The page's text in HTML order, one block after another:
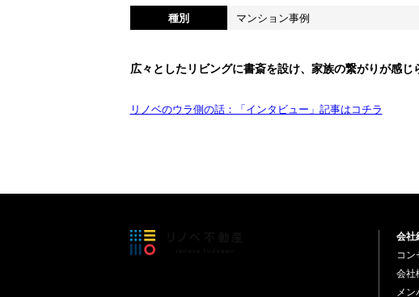
種別 マンション事例
広々としたリビングに書斎を設け、家族の繋がりが感
リノベのウラ側の話：「インタビュー」記事はコチラ
会社
コン
会社
メ